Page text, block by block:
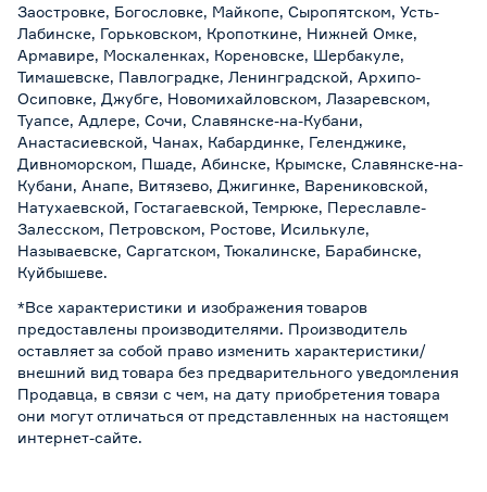
Заостровке, Богословке, Майкопе, Сыропятском, Усть-
Лабинске, Горьковском, Кропоткине, Нижней Омке,
Армавире, Москаленках, Кореновске, Шербакуле,
Тимашевске, Павлоградке, Ленинградской, Архипо-
Осиповке, Джубге, Новомихайловском, Лазаревском,
Туапсе, Адлере, Сочи, Славянске-на-Кубани,
Анастасиевской, Чанах, Кабардинке, Геленджике,
Дивноморском, Пшаде, Абинске, Крымске, Славянске-на-
Кубани, Анапе, Витязево, Джигинке, Варениковской,
Натухаевской, Гостагаевской, Темрюке, Переславле-
Залесском, Петровском, Ростове, Исилькуле,
Называевске, Саргатском, Тюкалинске, Барабинске,
Куйбышеве.
*Все характеристики и изображения товаров
предоставлены производителями. Производитель
оставляет за собой право изменить характеристики/
внешний вид товара без предварительного уведомления
Продавца, в связи с чем, на дату приобретения товара
они могут отличаться от представленных на настоящем
интернет-сайте.